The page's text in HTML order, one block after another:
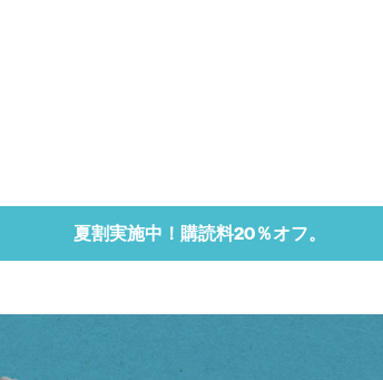
夏割実施中！購読料20％オフ。